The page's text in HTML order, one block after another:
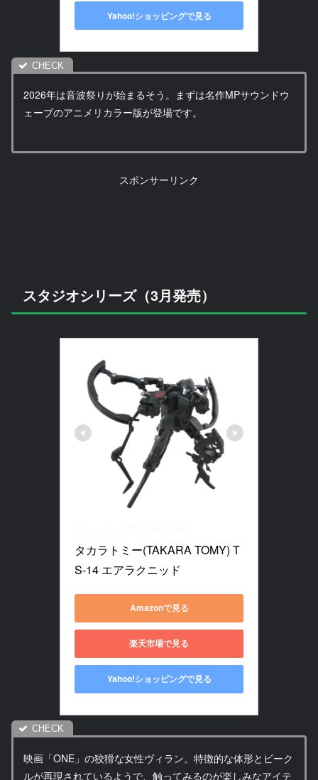
Yahoo!ショッピングで見る
2026年は音波祭りが始まるそう。まずは名作MPサウンドウ
ェーブのアニメリカラー版が登場です。
スポンサーリンク
スタジオシリーズ（3月発売）
タカラトミー(TAKARA TOMY) T
S-14 エアラクニッド
Amazonで見る
楽天市場で見る
Yahoo!ショッピングで見る
映画「ONE」の狡猾な女性ヴィラン。特徴的な体形とビーク
ルが再現されているようで、触ってみるのが楽しみなアイテ